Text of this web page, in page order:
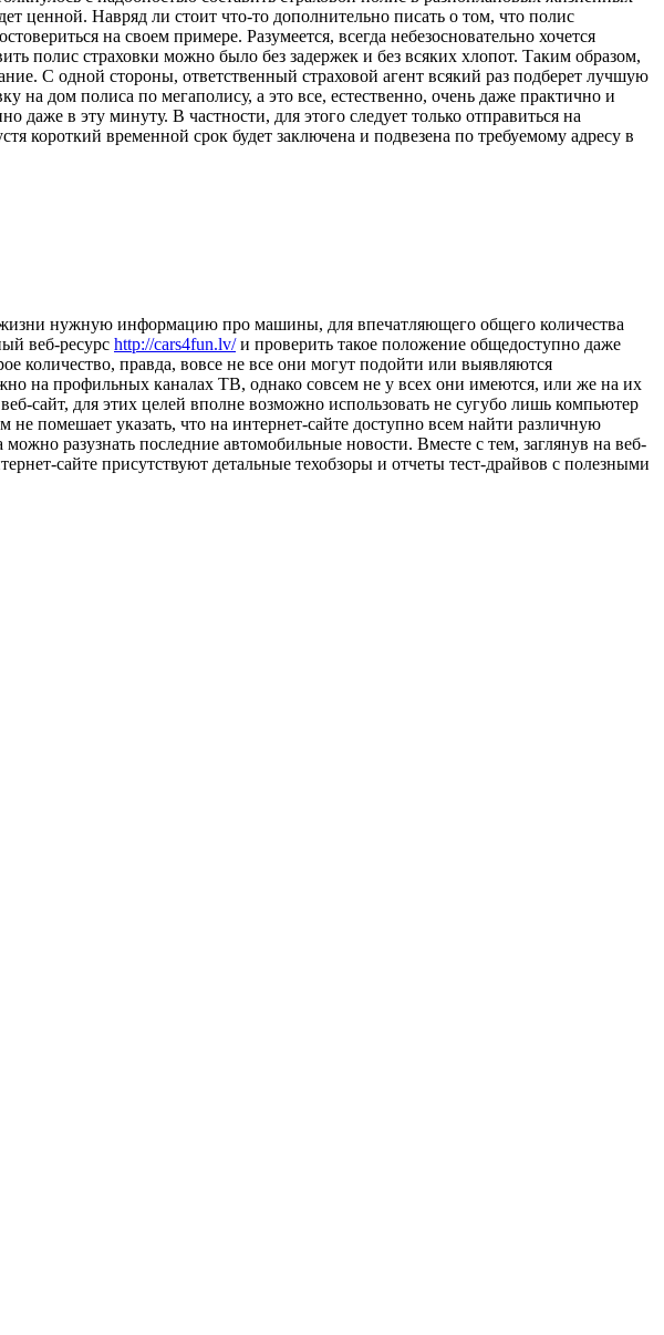
ценной. Навряд ли стоит что-то дополнительно писать о том, что полис
на своем примере. Разумеется, всегда небезосновательно хочется
полис страховки можно было без задержек и без всяких хлопот. Таким образом,
С одной стороны, ответственный страховой агент всякий раз подберет лучшую
на дом полиса по мегаполису, а это все, естественно, очень даже практично и
даже в эту минуту. В частности, для этого следует только отправиться на
короткий временной срок будет заключена и подвезена по требуемому адресу в
жизни нужную информацию про машины, для впечатляющего общего количества
веб-ресурс http://cars4fun.lv/и проверить такое положение общедоступно даже
количество, правда, вовсе не все они могут подойти или выявляются
на профильных каналах ТВ, однако совсем не у всех они имеются, или же на их
сайт, для этих целей вполне возможно использовать не сугубо лишь компьютер
помешает указать, что на интернет-сайте доступно всем найти различную
разузнать последние автомобильные новости. Вместе с тем, заглянув на веб-
сайте присутствуют детальные техобзоры и отчеты тест-драйвов с полезными